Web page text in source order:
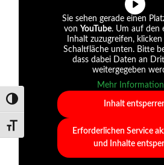
Umschalten auf hohe Kontraste
Schrift vergrößern
Sie sehen gerade einen
von YouTube. Um auf den
Inhalt zuzugreifen,
Schaltfläche unten. Bitte
dass dabei Daten an
weitergegeben
Mehr
Inhalt
Erforderlichen Service
und Inhalte